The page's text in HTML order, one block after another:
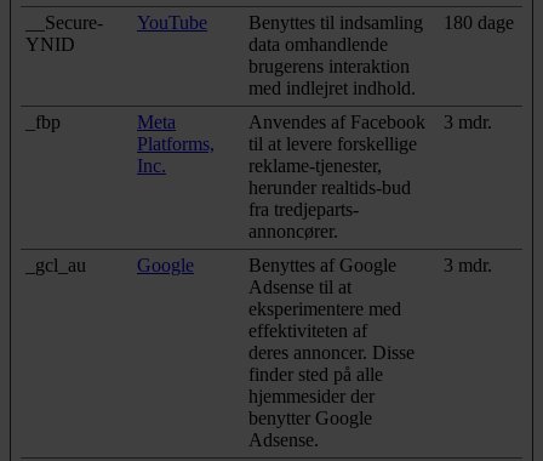
__Secure-
YNID
YouTube
Benyttes til indsamling
data omhandlende
brugerens interaktion
med indlejret indhold.
180 dage
_fbp
Meta
Platforms,
Inc.
Anvendes af Facebook
til at levere forskellige
reklame-tjenester,
herunder realtids-bud
fra tredjeparts-
annoncører.
3 mdr.
_gcl_au Google
Benyttes af Google
Adsense til at
eksperimentere med
effektiviteten af
deres annoncer. Disse
finder sted på alle
hjemmesider der
benytter Google
Adsense.
3 mdr.